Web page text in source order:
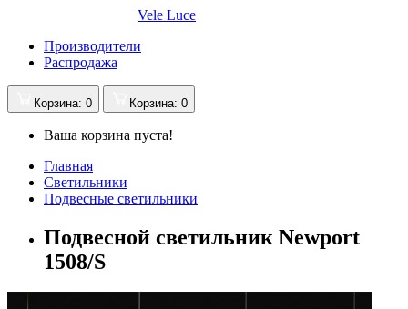
Vele Luce
Производители
Распродажа
Корзина: 0 Корзина: 0
Ваша корзина пуста!
Главная
Светильники
Подвесные светильники
Подвесной светильник Newport
1508/S